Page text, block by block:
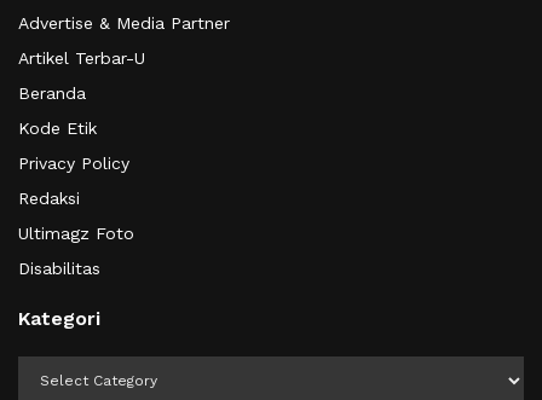
Advertise & Media Partner
Artikel Terbar-U
Beranda
Kode Etik
Privacy Policy
Redaksi
Ultimagz Foto
Disabilitas
Kategori